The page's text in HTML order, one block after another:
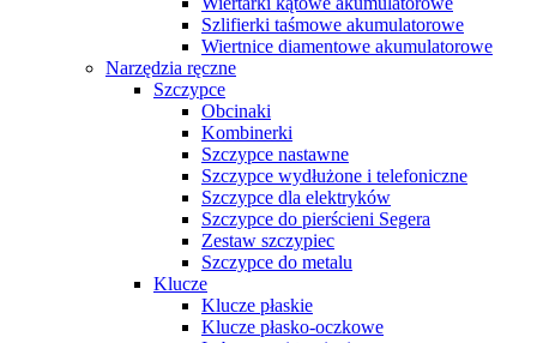
Szlifierki taśmowe akumulatorowe
Wiertnice diamentowe akumulatorowe
Narzędzia ręczne
Szczypce
Obcinaki
Kombinerki
Szczypce nastawne
Szczypce wydłużone i telefoniczne
Szczypce dla elektryków
Szczypce do pierścieni Segera
Zestaw szczypiec
Szczypce do metalu
Klucze
Klucze płaskie
Klucze płasko-oczkowe